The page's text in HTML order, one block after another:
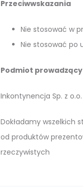
Przeciwwskazania
Nie stosować w
Nie stosować po
Podmiot
Inkontynencja Sp. z o.o.
Dokładamy wszelkich
od produktów
rzeczywistych